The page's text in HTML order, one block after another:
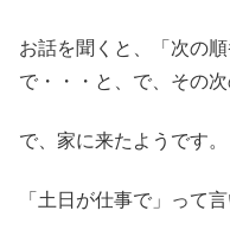
お話を聞くと、「次の
で・・・と、で、その
で、家に来たようです。
「土日が仕事で」って